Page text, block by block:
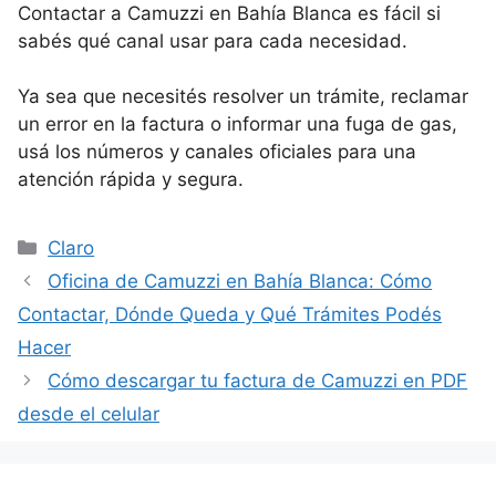
Contactar a Camuzzi en Bahía Blanca es fácil si
sabés qué canal usar para cada necesidad.
Ya sea que necesités resolver un trámite, reclamar
un error en la factura o informar una fuga de gas,
usá los números y canales oficiales para una
atención rápida y segura.
Categorías
Claro
Oficina de Camuzzi en Bahía Blanca: Cómo
Contactar, Dónde Queda y Qué Trámites Podés
Hacer
Cómo descargar tu factura de Camuzzi en PDF
desde el celular